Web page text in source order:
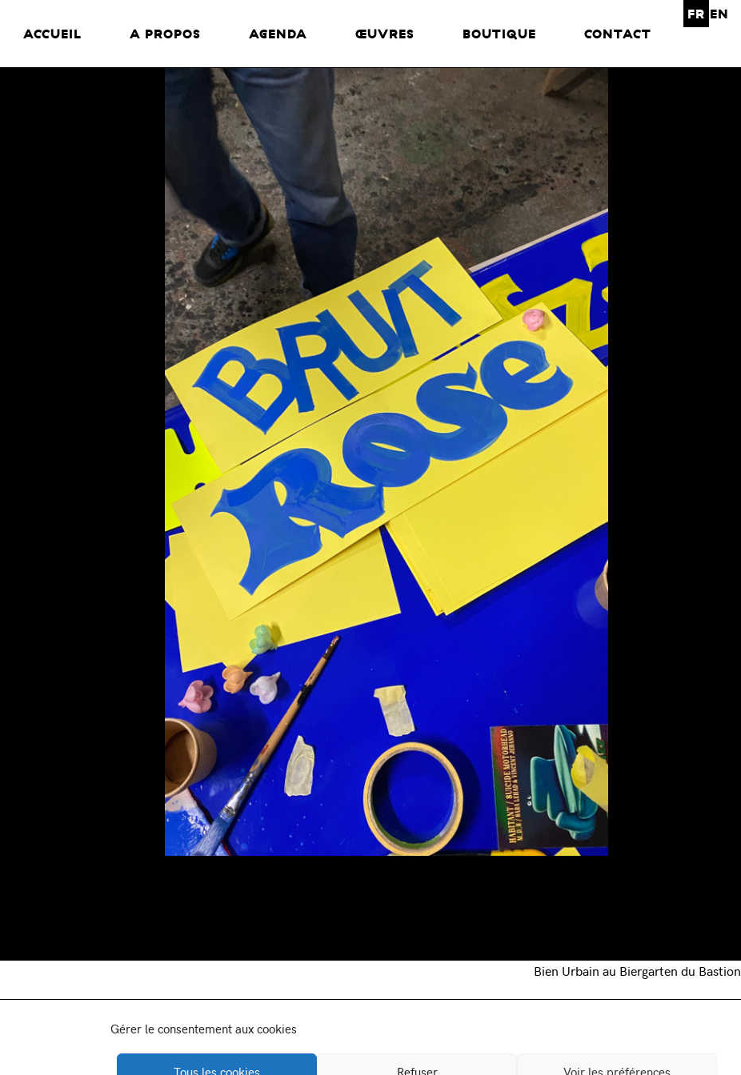
Gérer le consentement aux cookies
Tous les cookies Refuser Voir les préférences
ACCUEIL A PROPOS AGENDA ŒUVRES BOUTIQUE CONTACT
FR EN
Bien Urbain au Biergarten du Bastion
Facebook-Instagram-Viméo
Newsletter: